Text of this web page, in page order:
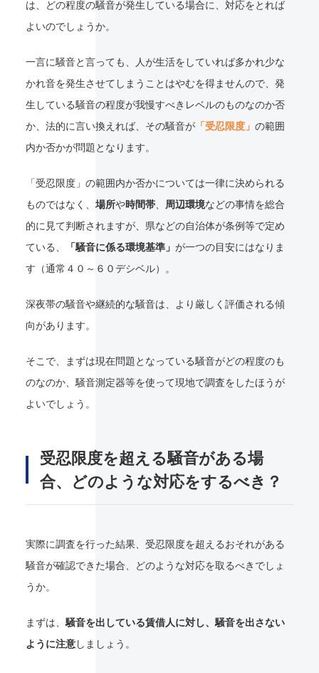
は、どの程度の騒音が発生している場合に、対応をとれば
よいのでしょうか。
一言に騒音と言っても、人が生活をしていれば多かれ少な
かれ音を発生させてしまうことはやむを得ませんので、発
生している騒音の程度が我慢すべきレベルのものなのか否
か、法的に言い換えれば、その騒音が「受忍限度」 の範囲
内か否かが問題となります。
「受忍限度」の範囲内か否かについては一律に決められる
ものではなく、 場所や時間帯、 周辺環境などの事情を総合
的に見て判断されますが、県などの自治体が条例等で定め
ている、
「騒音に係る環境基準」 が一つの目安にはなりま
す（通常４０～６０デシベル）。
深夜帯の騒音や継続的な騒音は、より厳しく評価される傾
向があります。
そこで、まずは現在問題となっている騒音がどの程度のも
のなのか、騒音測定器等を使って現地で調査をしたほうが
よいでしょう。
受忍限度を超える騒音がある場
合、どのような対応をするべき？
実際に調査を行った結果、受忍限度を超えるおそれがある
騒音が確認できた場合、どのような対応を取るべきでしょ
うか。
まずは、 騒音を出している賃借人に対し、騒音を出さない
ように注意しましょう。